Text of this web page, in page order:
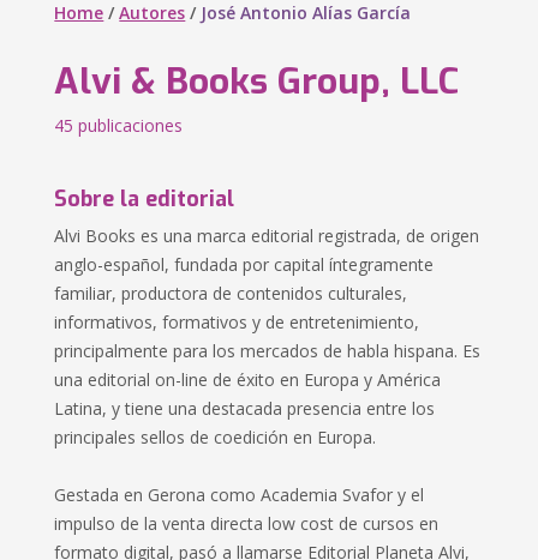
Home /Autores / José Antonio Alías García
Alvi & Books Group, LLC
45 publicaciones
Sobre la editorial
Alvi Books es una marca editorial registrada, de origen
anglo-español, fundada por capital íntegramente
familiar, productora de contenidos culturales,
informativos, formativos y de entretenimiento,
principalmente para los mercados de habla hispana. Es
una editorial on-line de éxito en Europa y América
Latina, y tiene una destacada presencia entre los
principales sellos de coedición en Europa.
Gestada en Gerona como Academia Svafor y el
impulso de la venta directa low cost de cursos en
formato digital, pasó a llamarse Editorial Planeta Alvi,